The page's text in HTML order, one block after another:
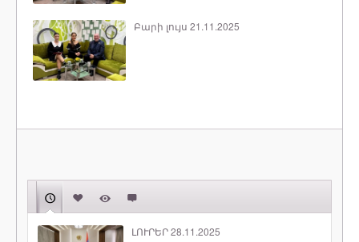
Բարի լույս 21.11.2025
ԼՈՒՐԵՐ 28.11.2025